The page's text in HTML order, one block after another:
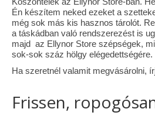
Szemüvegtokok
Zsebkendő tartók
Bankkártya tartók
Én készítem neked ezeket a
még sok más kis hasznos tárolót.
a táskádban való rendszerezést is
majd az Ellynor Store szépségek,
sok-sok száz hölgy elégedettségére.
Ha szeretnél valamit megvásárolni,
Frissen,